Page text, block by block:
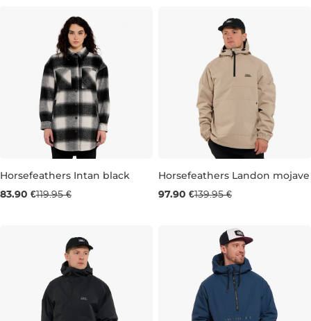
Výpredaj -30 %
Horsefeathers Intan black
83.90 €119.95 € Výpredaj -30 %
Horsefeathers Landon mojave
97.90 €139.95 €